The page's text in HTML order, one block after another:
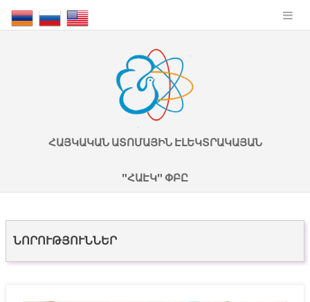
ՀԱՅԿԱԿԱՆ ԱՏՈՄԱՅԻՆ ԷԼԵԿՏՐԱԿԱՅԱՆ
"ՀԱԷԿ" ՓԲԸ
ՆՈՐՈՒԹՅՈՒՆՆԵՐ